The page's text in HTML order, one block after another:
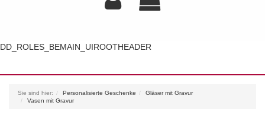
DD_ROLES_BEMAIN_UIROOTHEADER
Sie sind hier: Personalisierte Geschenke
Gläser mit Gravur
Vasen mit Gravur